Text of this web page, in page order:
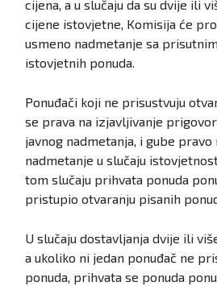
cijena, a u slučaju da su dvije ili
cijene istovjetne, Komisija će
usmeno nadmetanje sa
istovjetnih ponuda.
Ponuđači koji ne prisustvuju
se prava na izjavljivanje
javnog nadmetanja, i gube pravo
nadmetanje u slučaju
tom slučaju prihvata ponuda
pristupio otvaranju pisanih
U slučaju dostavljanja dvije ili
a ukoliko ni jedan ponuđač ne
ponuda, prihvata se ponuda